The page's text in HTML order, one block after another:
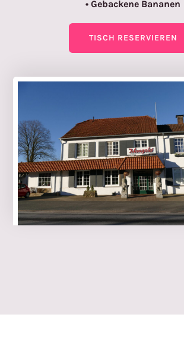
• Gebackene Bananen
TISCH RESERVIEREN